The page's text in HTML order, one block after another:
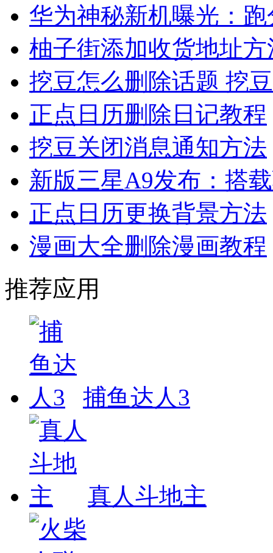
华为神秘新机曝光：
柚子街添加收货地址方
挖豆怎么删除话题 挖
正点日历删除日记教程
挖豆关闭消息通知方法
新版三星A9发布：搭
正点日历更换背景方法
漫画大全删除漫画教程
推荐应用
捕鱼达人3
真人斗地主